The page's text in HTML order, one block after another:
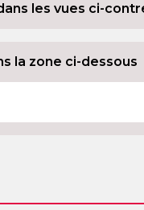
les vues ci-
la zone ci-dessous